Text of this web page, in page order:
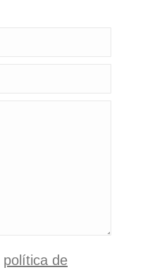
política de